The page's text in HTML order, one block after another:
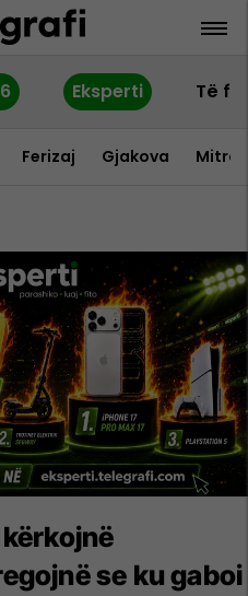
Eksperti Të
Ferizaj Gjakova
se ku gaboi